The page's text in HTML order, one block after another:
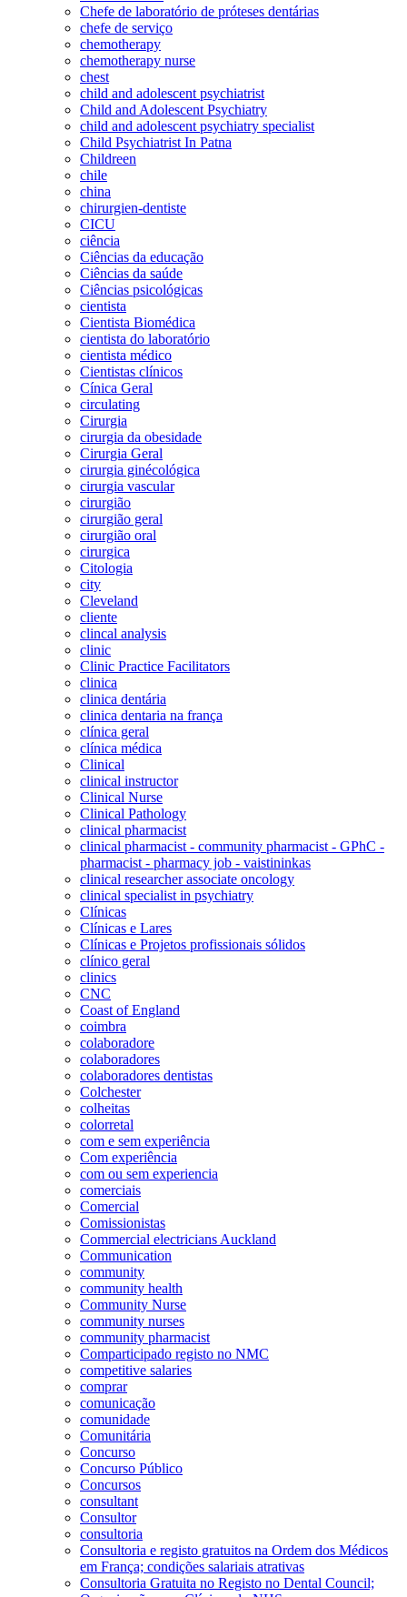
Chefe de laboratório de próteses dentárias
chefe de serviço
chemotherapy
chemotherapy nurse
chest
child and adolescent psychiatrist
Child and Adolescent Psychiatry
child and adolescent psychiatry specialist
Child Psychiatrist In Patna
Childreen
chile
china
chirurgien-dentiste
CICU
ciência
Ciências da educação
Ciências da saúde
Ciências psicológicas
cientista
Cientista Biomédica
cientista do laboratório
cientista médico
Cientistas clínicos
Cínica Geral
circulating
Cirurgia
cirurgia da obesidade
Cirurgia Geral
cirurgia ginécológica
cirurgia vascular
cirurgião
cirurgião geral
cirurgião oral
cirurgica
Citologia
city
Cleveland
cliente
clincal analysis
clinic
Clinic Practice Facilitators
clinica
clinica dentária
clinica dentaria na frança
clínica geral
clínica médica
Clinical
clinical instructor
Clinical Nurse
Clinical Pathology
clinical pharmacist
clinical pharmacist - community pharmacist - GPhC -
pharmacist - pharmacy job - vaistininkas
clinical researcher associate oncology
clinical specialist in psychiatry
Clínicas
Clínicas e Lares
Clínicas e Projetos profissionais sólidos
clínico geral
clinics
CNC
Coast of England
coimbra
colaboradore
colaboradores
colaboradores dentistas
Colchester
colheitas
colorretal
com e sem experiência
Com experiência
com ou sem experiencia
comerciais
Comercial
Comissionistas
Commercial electricians Auckland
Communication
community
community health
Community Nurse
community nurses
community pharmacist
Comparticipado registo no NMC
competitive salaries
comprar
comunicação
comunidade
Comunitária
Concurso
Concurso Público
Concursos
consultant
Consultor
consultoria
Consultoria e registo gratuitos na Ordem dos Médicos
em França; condições salariais atrativas
Consultoria Gratuita no Registo no Dental Council;